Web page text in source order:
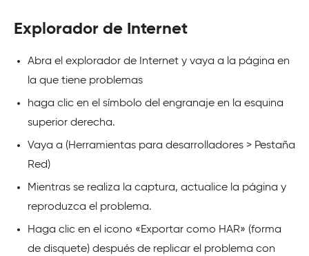
Explorador de Internet
Abra el explorador de Internet y vaya a la página en
la que tiene problemas
haga clic en el símbolo del engranaje en la esquina
superior derecha.
Vaya a (Herramientas para desarrolladores > Pestaña
Red)
Mientras se realiza la captura, actualice la página y
reproduzca el problema.
Haga clic en el icono «Exportar como HAR» (forma
de disquete) después de replicar el problema con